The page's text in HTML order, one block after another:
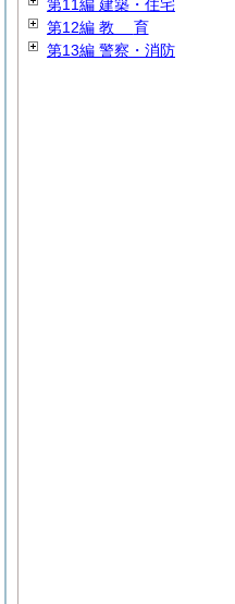
第11編 建築・住宅
第12編 教 育
第13編 警察・消防